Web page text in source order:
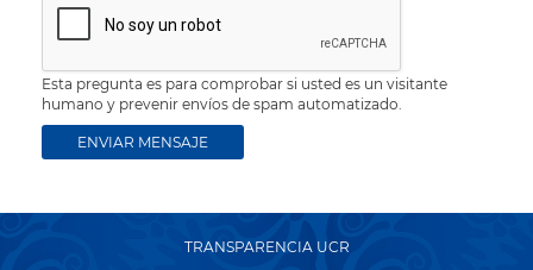
Esta pregunta es para comprobar si usted es un visitante
humano y prevenir envíos de spam automatizado.
TRANSPARENCIA UCR